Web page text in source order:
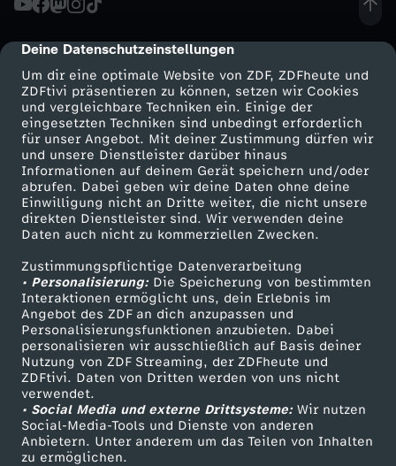
cmp-dialog-description
Deine Datenschutzeinstellungen
Um dir eine optimale Website von ZDF, ZDFheute und
ZDFtivi präsentieren zu können, setzen wir Cookies
und vergleichbare Techniken ein. Einige der
eingesetzten Techniken sind unbedingt erforderlich
für unser Angebot. Mit deiner Zustimmung dürfen wir
und unsere Dienstleister darüber hinaus
Informationen auf deinem Gerät speichern und/oder
abrufen. Dabei geben wir deine Daten ohne deine
Einwilligung nicht an Dritte weiter, die nicht unsere
direkten Dienstleister sind. Wir verwenden deine
Daten auch nicht zu kommerziellen Zwecken.
Zustimmungspflichtige Datenverarbeitung
• Personalisierung:Die Speicherung von bestimmten
Interaktionen ermöglicht uns, dein Erlebnis im
Angebot des ZDF an dich anzupassen und
Personalisierungsfunktionen anzubieten. Dabei
personalisieren wir ausschließlich auf Basis deiner
Nutzung von ZDF Streaming, der ZDFheute und
ZDFtivi. Daten von Dritten werden von uns nicht
verwendet.
• Social Media und externe Drittsysteme:Wir nutzen
Social-Media-Tools und Dienste von anderen
Anbietern. Unter anderem um das Teilen von Inhalten
zu ermöglichen.
e
u
t
e
S
e
n
d
u
n
g
Mehr ZDF
ZDF-Apps
Smart TV
ZDFtext
Livestreams
Sendungen A-Z
TV-Programm
Service
ZDFmitreden
Kontakt zum ZDF
Tickets
Zuschauerservice
Hilfe
ZDF Unternehmen
Karriere